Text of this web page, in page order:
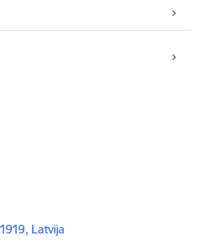
Latvija